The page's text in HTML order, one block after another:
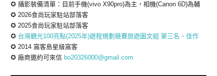
✪ 攝影裝備清單：目前手機(vivo X90pro)為主，相機(Canon 6D)為輔
✪ 2026食尚玩家駐站部落客
✪ 2025食尚玩家駐站部落客
✪ 台灣觀光100亮點(2025年)遊程規劃競賽旅遊圖文組 第三名、佳作
✪ 2014 窩客島星級窩客
✪ 廠商邀約可來信 bo20326000@gmail.com